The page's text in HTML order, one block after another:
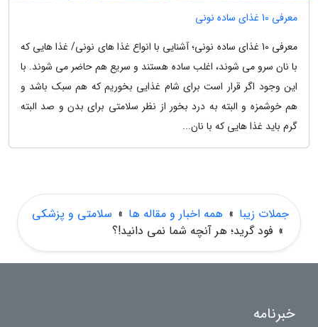
معرفی 10 غذای ساده نونی
معرفی 10 غذای ساده نونی؛ آشنایی با انواع غذا های نونی/ غذا هایی که
با نان سرو می شوند، اغلب ساده هستند و سریع هم حاضر می شوند. با
این وجود اگر قرار است برای شام غذایی بخوریم که هم سبک باشد و
هم خوشمزه و البته به درد بخور از نظر سلامتی برای بدن و صد البته
گرم باید غذا هایی که با نان...
جملات زیبا » همه اخبار و مقاله ها » سلامتی و پزشکی
» فود گرید؛ هر آنچه شما نمی دانید!؟
خبرنامه